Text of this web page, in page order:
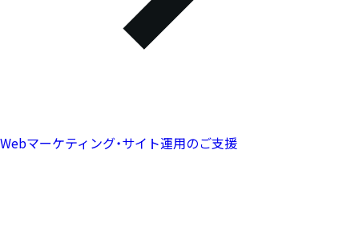
Webマーケティング・サイト運用のご支援